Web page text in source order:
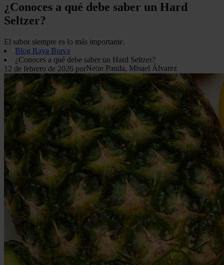
¿Conoces a qué debe saber un Hard
Seltzer?
El sabor siempre es lo más importante.
​Blog Raya Brava
¿Conoces a qué debe saber un Hard Seltzer?
12 de febrero de 2026 porNeon Panda, Misael Álvarez